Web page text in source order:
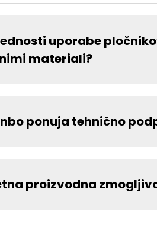
uporabe
materiali?
ponuja tehnično
proizvodna